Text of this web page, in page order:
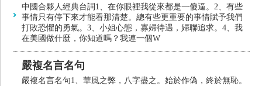
中國合夥人經典台詞1、在你眼裡我從來都是一傻逼。2、有些
事情只有停下來才能看那清楚。總有些更重要的事情賦予我們
打敗恐懼的勇氣。3、小姐心態，寡婦待遇，婦聯追求。4、我
在美國做什麼，你知道嗎？我連一個W
嚴複名言名句
嚴複名言名句1、華風之弊，八字盡之。始於作偽，終於無恥。